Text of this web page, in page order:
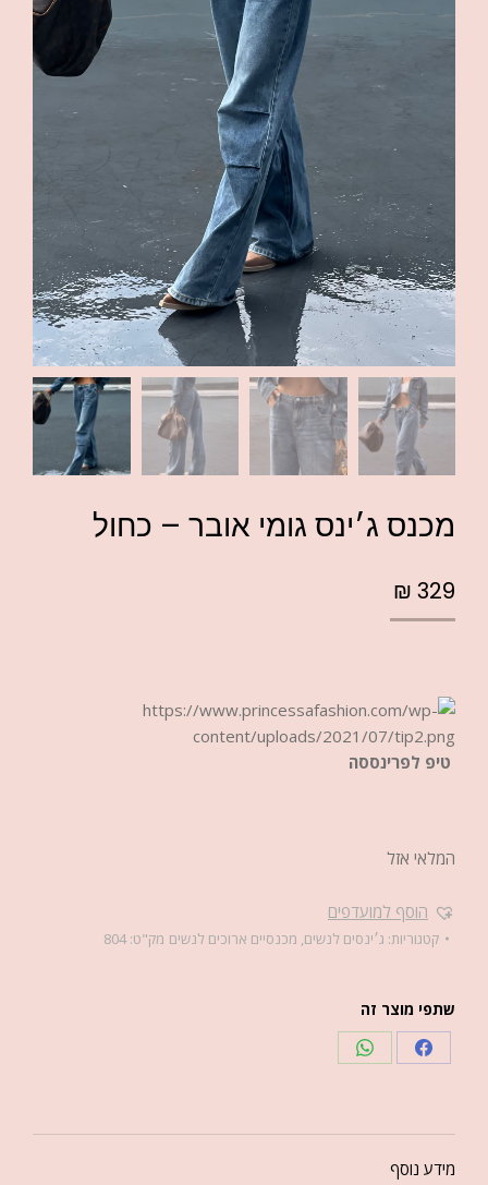
מכנס ג׳ינס גומי אובר – כחול
₪ 329
טיפ לפרינססה
המלאי אזל
הוסף למועדפים
קטגוריות: ג׳ינסים לנשים, מכנסיים ארוכים לנשים מק"ט:804
שתפי מוצר זה
מידע נוסף